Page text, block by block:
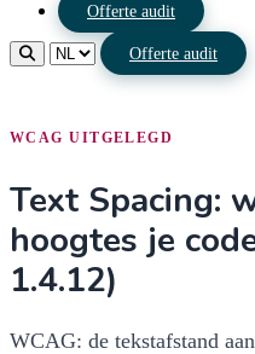
Offerte audit
Offerte audit
WCAG UITGELEGD
Text Spacing:
hoogtes je
1.4.12)
WCAG: de tekstafstand